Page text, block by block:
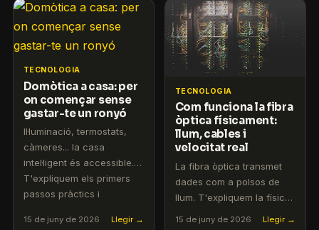
TECNOLOGIA
Domòtica a casa: per
on començar sense
gastar-te un ronyó
Il·luminació, termostats,
càmeres... la casa
intel·ligent és accessible.
T'expliquem els primers
passos pràctics i
15 de juny de 2026 Llegir →
TECNOLOGIA
Com funciona la fibra
òptica físicament:
llum, cables i
velocitat real
La fibra òptica transmet
dades com a polsos de
llum. T'expliquem la física
15 de juny de 2026 Llegir →